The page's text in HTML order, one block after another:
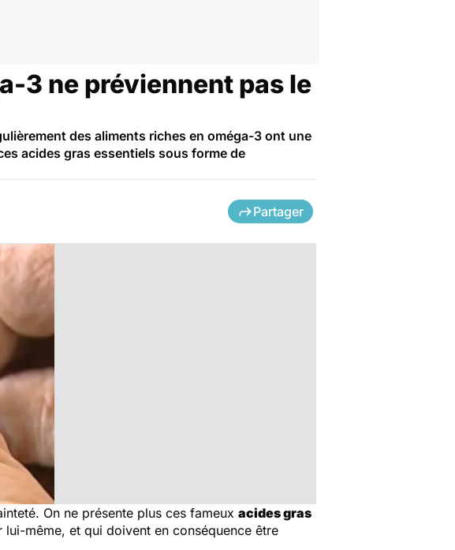
3 ne préviennent pas le
des aliments riches en oméga-3 ont une
acides gras essentiels sous forme de
Partager
On ne présente plus ces fameux acides gras
même, et qui doivent en conséquence être